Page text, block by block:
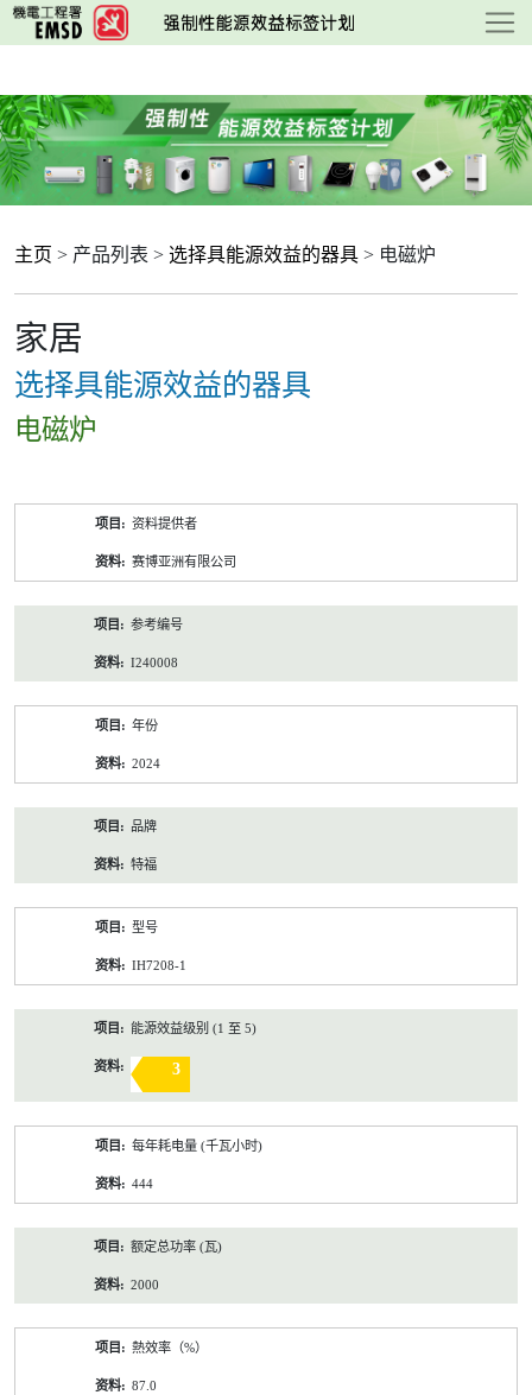
跳
至
要
内
容
主页 > 产品列表 > 选择具能源效益的器具 > 电磁炉
家居
选择具能源效益的器具
电磁炉
资料提供者
赛博亚洲有限公司
参考编号
I240008
年份
2024
品牌
特福
型号
IH7208-1
能源效益级别 (1 至 5)
3
每年耗电量 (千瓦小时)
444
额定总功率 (瓦)
2000
熱效率（%）
87.0